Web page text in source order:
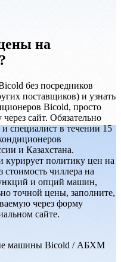
на
без посредников
поставщиков) и узнать
Bicold, просто
сайт. Обязательно
специалист в течении 15
и Казахстана.
курирует политику цен на
чиллера на
и опций машин,
точной цены, заполните,
через форму
сайте.
машины Bicold / АБХМ